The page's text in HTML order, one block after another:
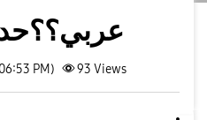
PM) 93 Views